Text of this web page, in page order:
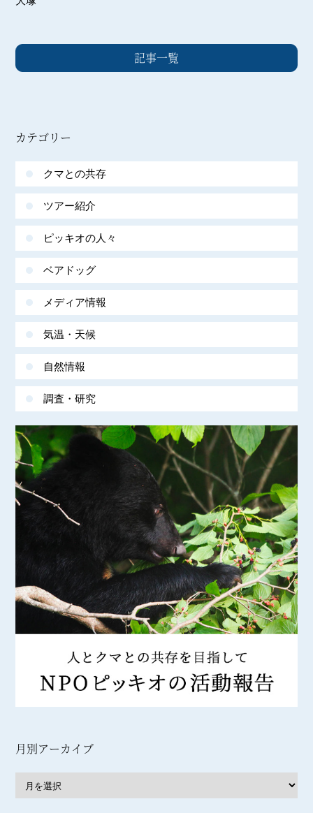
記事一覧
カテゴリー
クマとの共存
ツアー紹介
ピッキオの人々
ベアドッグ
メディア情報
気温・天候
自然情報
調査・研究
月別アーカイブ